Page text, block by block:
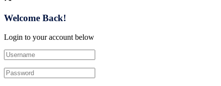
Welcome Back!
Login to your account below